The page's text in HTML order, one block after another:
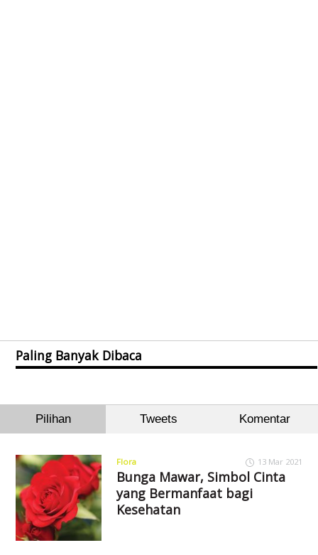
Paling Banyak Dibaca
Pilihan Tweets Komentar
Flora 13 Mar 2021
Bunga Mawar, Simbol Cinta
yang Bermanfaat bagi
Kesehatan